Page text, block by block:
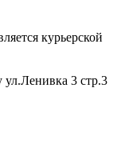
курьерской
ул.Ленивка 3 стр.3